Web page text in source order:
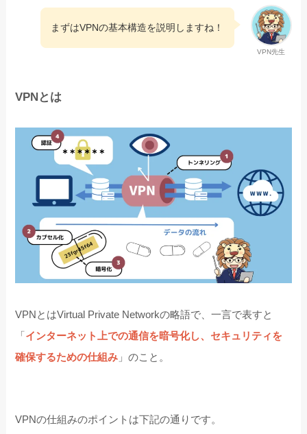
VPN先生
まずはVPNの基本構造を説明しますね！
VPNとは
VPNとはVirtual Private Networkの略語で、一言で表すと
「インターネット上での通信を暗号化し、セキュリティを
確保するための仕組み 」のこと。
VPNの仕組みのポイントは下記の通りです。